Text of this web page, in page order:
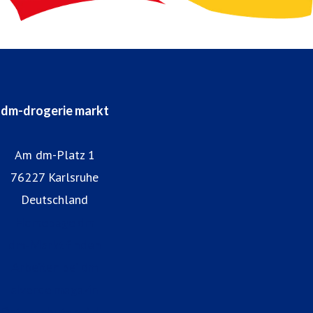
dm-drogerie markt
Am dm-Platz 1
76227 Karlsruhe
Deutschland